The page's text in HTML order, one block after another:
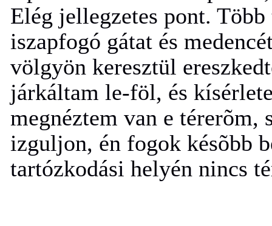
Elég jellegzetes pont.
iszapfogó gátat és
völgyön keresztül
járkáltam le-föl, és
megnéztem van e
izguljon, én fogok késõbb
tartózkodási helyén nincs